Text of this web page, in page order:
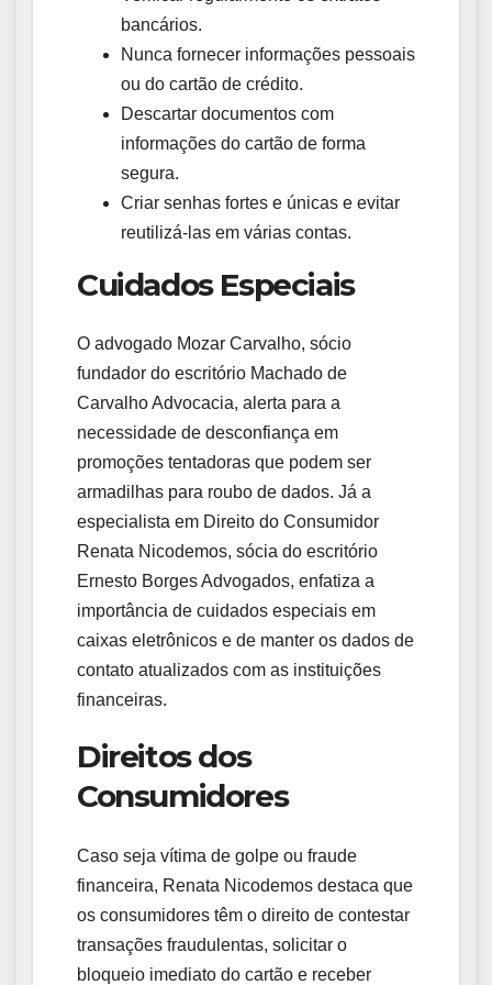
bancários.
Nunca fornecer informações pessoais
ou do cartão de crédito.
Descartar documentos com
informações do cartão de forma
segura.
Criar senhas fortes e únicas e evitar
reutilizá-las em várias contas.
Cuidados Especiais
O advogado Mozar Carvalho, sócio
fundador do escritório Machado de
Carvalho Advocacia, alerta para a
necessidade de desconfiança em
promoções tentadoras que podem ser
armadilhas para roubo de dados. Já a
especialista em Direito do Consumidor
Renata Nicodemos, sócia do escritório
Ernesto Borges Advogados, enfatiza a
importância de cuidados especiais em
caixas eletrônicos e de manter os dados de
contato atualizados com as instituições
financeiras.
Direitos dos
Consumidores
Caso seja vítima de golpe ou fraude
financeira, Renata Nicodemos destaca que
os consumidores têm o direito de contestar
transações fraudulentas, solicitar o
bloqueio imediato do cartão e receber